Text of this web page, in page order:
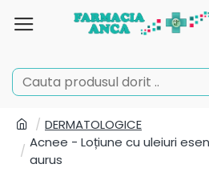
DERMATOLOGICE
Acnee - Loțiune cu uleiuri
aurus